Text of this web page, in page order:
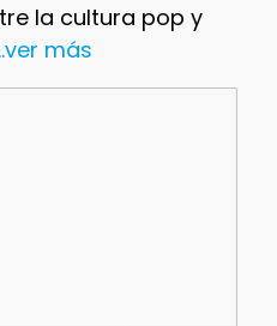
la cultura pop y
más